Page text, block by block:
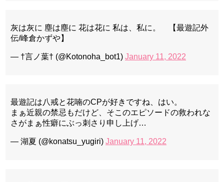
灰は灰に 塵は塵に 花は花に 私は、私に。 【最遊記外
伝/峰倉かずや】
— †言ノ葉† (@Kotonoha_bot1) January 11, 2022
最遊記は八戒と花喃のCPが好きですね、はい。
まぁ近親の禁忌もだけど、そこのエピソードの救われな
さがまぁ性癖にぶっ刺さり申し上げ…
— 湖夏 (@konatsu_yugiri) January 11, 2022